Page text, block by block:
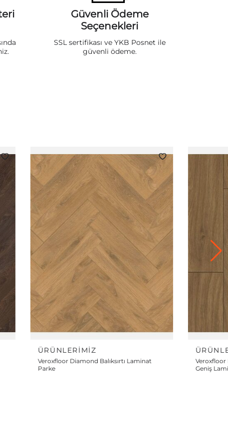
Güvenli Ödeme
Seçenekleri
SSL sertifikası ve YKB Posnet ile
güvenli ödeme.
Laminat
ÜRÜNLERIMIZ
Veroxfloor Monet Wide Tenna 10mm Uzun